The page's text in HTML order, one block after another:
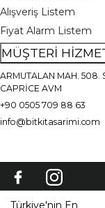
Alışveriş Listem
Fiyat Alarm Listem
MÜŞTERİ
ARMUTALAN MAH. 508.
CAPRİCE AVM
+90 0505 709 88 63
info@bitkitasarimi.com
Türkiye'nin En